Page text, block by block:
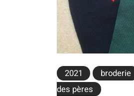
2021 broderie
des pères